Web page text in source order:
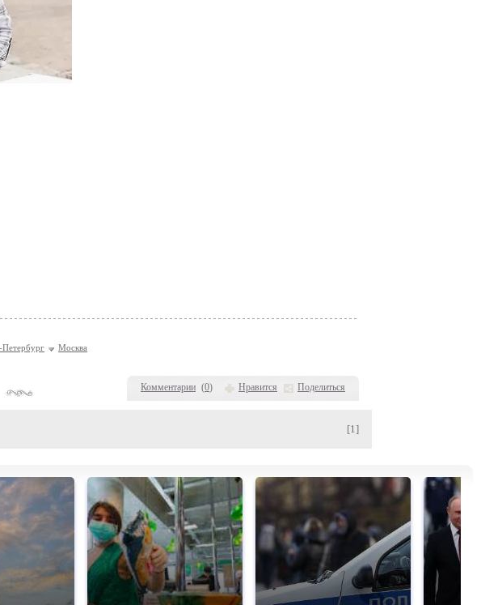
Комментарии (0) Нравится Поделиться
Москва
[1]